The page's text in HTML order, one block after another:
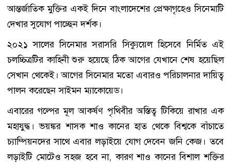
আন্তর্জাতিক মুক্তির একই দিনে বাংলাদেশের প্রেক্ষাগৃহেও সিনেমাটি
দেখার সুযোগ পাচ্ছেন দর্শক।
২০২১ সালের সিনেমার সরাসরি সিক্যুয়েল হিসেবে নির্মিত এই
চলচ্চিত্রটির কাহিনী শুরু হয়েছে ঠিক আগের যেখানে শেষ হয়েছিল
সেখান থেকেই। আগের সিনেমার মতো এবারও পরিচালনার দায়িত্ব
পালন করেছেন সাইমন ম্যাকোয়েড।
এবারের গল্পের মূল আকর্ষণ পৃথিবীর অস্তিত্ব টিকিয়ে রাখার এক
মহাযুদ্ধ। ভয়ঙ্কর শাসক শাও কানের হাত থেকে বিশ্বকে বাঁচাতে
চ্যাম্পিয়নদের সাথে এবার লড়াইয়ে যোগ দেবেন জনি কেজ। তবে
লড়াইটি মোটেও সহজ হবে না, কারণ শাও কানের বিশাল শক্তির